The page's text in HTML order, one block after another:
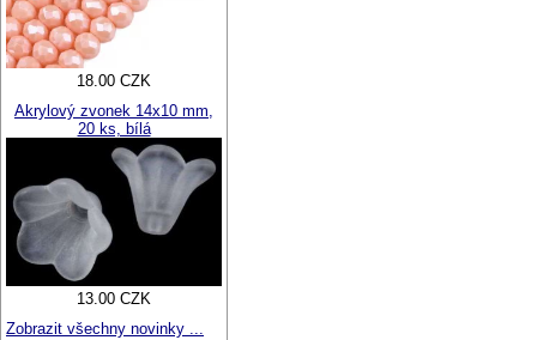
18.00 CZK
Akrylový zvonek 14x10 mm,
20 ks, bílá
13.00 CZK
Zobrazit všechny novinky ...